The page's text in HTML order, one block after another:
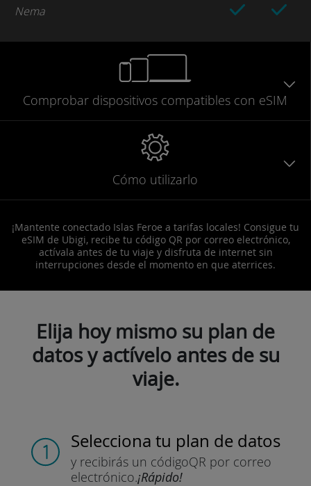
Nema
Comprobar dispositivos compatibles con eSIM
Cómo utilizarlo
¡Mantente conectado Islas Feroe a tarifas locales! Consigue tu
eSIM de Ubigi, recibe tu código QR por correo electrónico,
actívala antes de tu viaje y disfruta de internet sin
interrupciones desde el momento en que aterrices.
Elija hoy mismo su plan de
datos y actívelo antes de su
viaje.
Selecciona tu plan de datos
y recibirás un códigoQR por correo
electrónico.¡Rápido!